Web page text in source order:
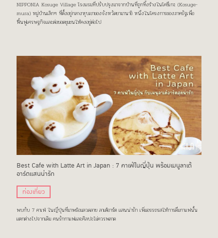
NIPPONIA Kosuge Village โรงแรมที่ปรับปรุงมาจากบ้านที่ถูกทิ้งร้างในโคซึเกะ (Kosuge-
mura) หมู่บ้านเล็กๆ ที่ตั้งอยู่กลางหุบเขาของจังหวัดยามานาชิ หนึ่งในโครงการของภาครัฐเพื่อ
ฟื้นฟูเศรษฐกิจและต่อยอดชุมชนให้คงอยู่ต่อไป
Best Cafe with Latte Art in Japan : 7 คาเฟ่ในญี่ปุ่น พร้อมเมนูลาเต้
อาร์ตแสนน่ารัก
ท่องเที่ยว
พบกับ 7 คาเฟ่ ในญี่ปุ่นที่มาพร้อมลวดลาย ลาเต้อาร์ต แสนน่ารัก เพิ่มอรรถรสให้การดื่มกาแฟนั้น
แตกต่างไปจากเดิม คนรักกาแฟและศิลปะไม่ควรพลาด